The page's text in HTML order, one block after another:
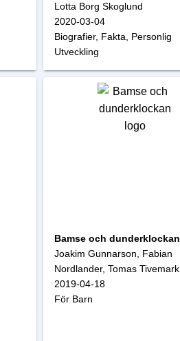
Lotta Borg Skoglund
2020-03-04
Biografier, Fakta, Personlig
Utveckling
Bamse och dunderklockan
Joakim Gunnarson, Fabian
Nordlander, Tomas Tivemark
2019-04-18
För Barn